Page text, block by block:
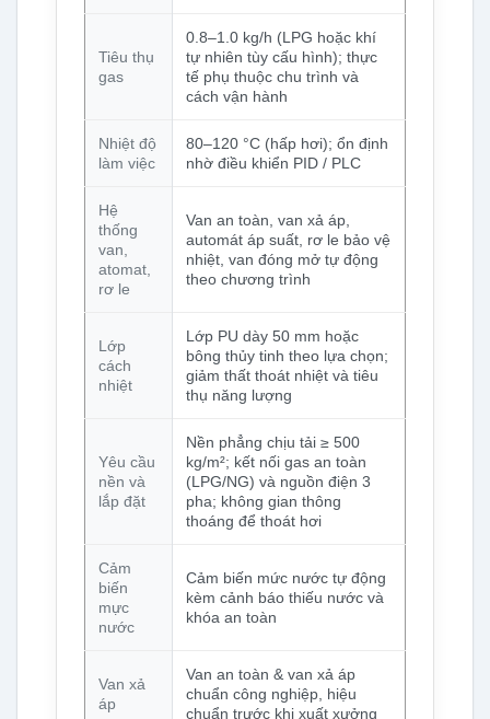
Tiêu thụ
gas
0.8–1.0 kg/h (LPG hoặc khí
tự nhiên tùy cấu hình); thực
tế phụ thuộc chu trình và
cách vận hành
Nhiệt độ
làm việc
80–120 °C (hấp hơi); ổn định
nhờ điều khiển PID / PLC
Hệ
thống
van,
atomat,
rơ le
Van an toàn, van xả áp,
automát áp suất, rơ le bảo vệ
nhiệt, van đóng mở tự động
theo chương trình
Lớp
cách
nhiệt
Lớp PU dày 50 mm hoặc
bông thủy tinh theo lựa chọn;
giảm thất thoát nhiệt và tiêu
thụ năng lượng
Yêu cầu
nền và
lắp đặt
Nền phẳng chịu tải ≥ 500
kg/m²; kết nối gas an toàn
(LPG/NG) và nguồn điện 3
pha; không gian thông
thoáng để thoát hơi
Cảm
biến
mực
nước
Cảm biến mức nước tự động
kèm cảnh báo thiếu nước và
khóa an toàn
Van xả
áp
Van an toàn & van xả áp
chuẩn công nghiệp, hiệu
chuẩn trước khi xuất xưởng